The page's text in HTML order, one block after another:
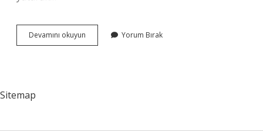
Devamını okuyun
Ameliyat
Yorum Bırak
Sitemap